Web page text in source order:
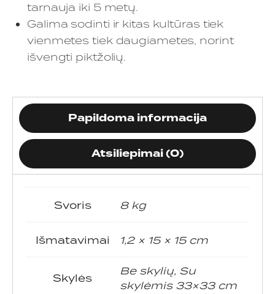
tarnauja iki 5 metų.
Galima sodinti ir kitas kultūras tiek
vienmetes tiek daugiametes, norint
išvengti piktžolių.
Papildoma informacija
Atsiliepimai (0)
Svoris 8 kg
Išmatavimai 1,2 × 15 × 15 cm
Skylės
Be skylių, Su
skylėmis 33×33 cm